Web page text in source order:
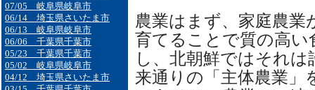
07/05 岐阜県岐阜市
06/14 埼玉県さいたま市
06/13 岐阜県岐阜市
06/06 千葉県千葉市
05/23 千葉県千葉市
05/02 岐阜県岐阜市
04/12 埼玉県さいたま市
農業はまず、家庭農業
育てることで質の高
し、北朝鮮ではそれ
来通りの「主体農業」